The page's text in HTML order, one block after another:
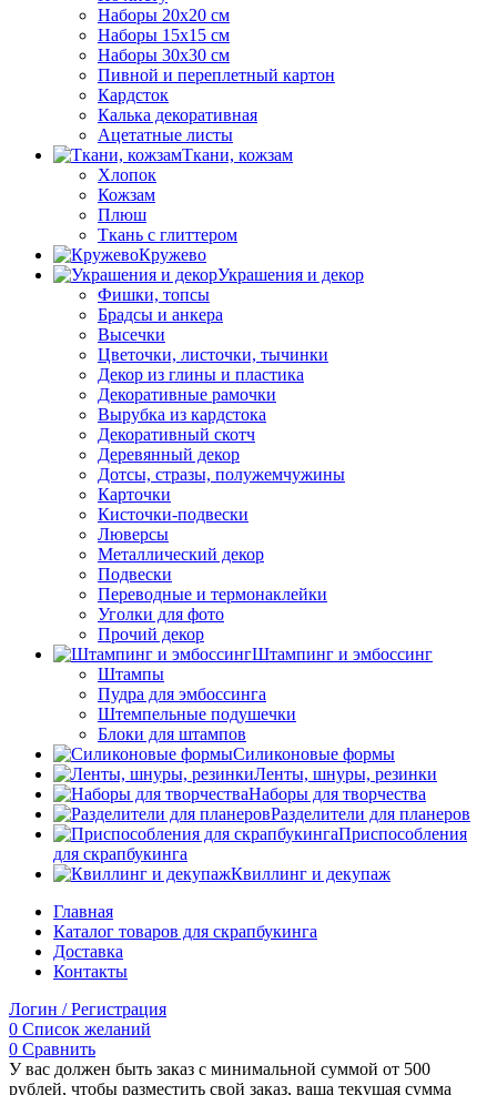
Наборы 20х20 см
Наборы 15х15 см
Наборы 30х30 см
Пивной и переплетный картон
Кардсток
Калька декоративная
Ацетатные листы
Ткани, кожзам
Хлопок
Кожзам
Плюш
Ткань с глиттером
Кружево
Украшения и декор
Фишки, топсы
Брадсы и анкера
Высечки
Цветочки, листочки, тычинки
Декор из глины и пластика
Декоративные рамочки
Вырубка из кардстока
Декоративный скотч
Деревянный декор
Дотсы, стразы, полужемчужины
Карточки
Кисточки-подвески
Люверсы
Металлический декор
Подвески
Переводные и термонаклейки
Уголки для фото
Прочий декор
Штампинг и эмбоссинг
Штампы
Пудра для эмбоссинга
Штемпельные подушечки
Блоки для штампов
Силиконовые формы
Ленты, шнуры, резинки
Наборы для творчества
Разделители для планеров
Приспособления
для скрапбукинга
Квиллинг и декупаж
Главная
Каталог товаров для скрапбукинга
Доставка
Контакты
Логин / Регистрация
0 Список желаний
0 Сравнить
У вас должен быть заказ с минимальной суммой от 500
рублей, чтобы разместить свой заказ, ваша текущая сумма